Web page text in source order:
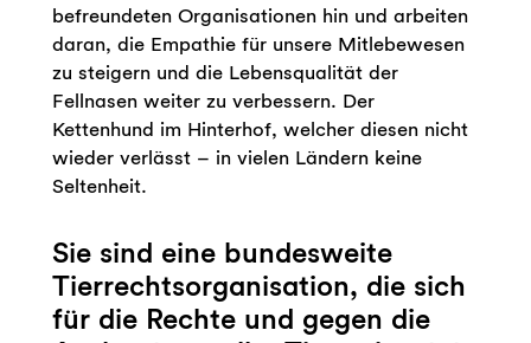
befreundeten Organisationen hin und arbeiten
daran, die Empathie für unsere Mitlebewesen
zu steigern und die Lebensqualität der
Fellnasen weiter zu verbessern. Der
Kettenhund im Hinterhof, welcher diesen nicht
wieder verlässt – in vielen Ländern keine
Seltenheit.
Sie sind eine bundesweite
Tierrechtsorganisation, die sich
für die Rechte und gegen die